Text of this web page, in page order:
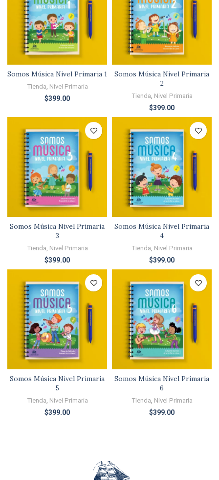
Somos Música Nivel Primaria 1
Tienda, Nivel Primaria
$399.00
Somos Música Nivel Primaria
2
Tienda, Nivel Primaria
$399.00
Somos Música Nivel Primaria
3
Tienda, Nivel Primaria
$399.00
Somos Música Nivel Primaria
4
Tienda, Nivel Primaria
$399.00
Somos Música Nivel Primaria
5
Tienda, Nivel Primaria
$399.00
Somos Música Nivel Primaria
6
Tienda, Nivel Primaria
$399.00